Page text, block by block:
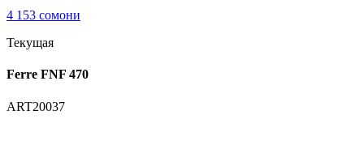
4 153 сомони
Текущая
Ferre FNF 470
ART20037